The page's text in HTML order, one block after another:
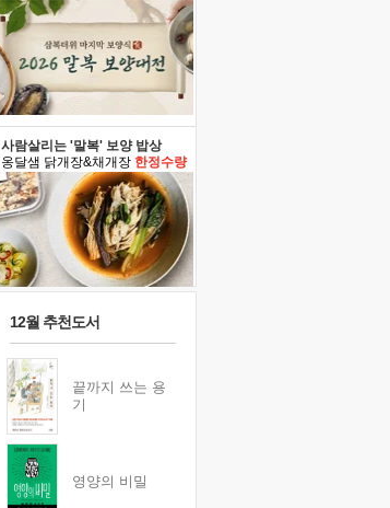
사람살리는 '말복' 보양 밥상
옹달샘 닭개장&채개장 한정수량
12월 추천도서
끝까지 쓰는 용
기
영양의 비밀